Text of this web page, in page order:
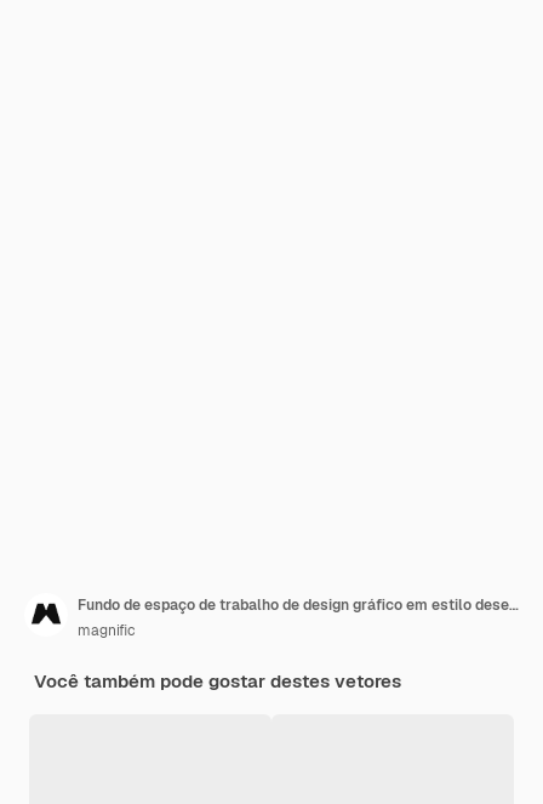
Fundo de espaço de trabalho de design gráfico em estilo desenhado à mão
magnific
Você também pode gostar destes vetores